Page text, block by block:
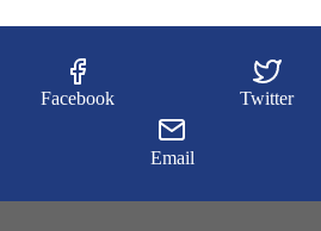
Facebook Twitter
Email